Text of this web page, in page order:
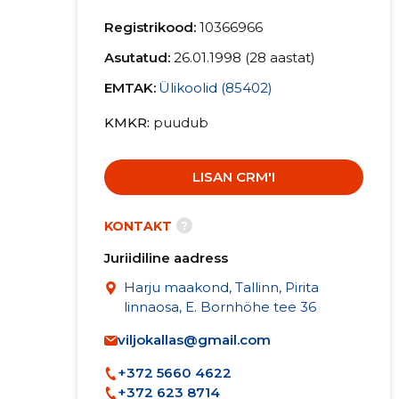
Registrikood: 10366966
Asutatud: 26.01.1998 (28 aastat)
EMTAK: Ülikoolid (85402)
KMKR puudub
LISAN CRM'I
KONTAKT ?
Juriidiline aadress
Harju maakond, Tallinn, Pirita
linnaosa, E. Bornhöhe tee 36
viljokallas@gmail.com
+372 5660 4622
+372 623 8714